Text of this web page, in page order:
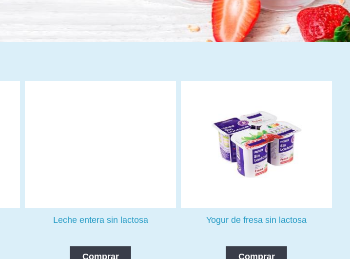
Leche entera sin lactosa
Comprar
Yogur de fresa sin lactosa
Comprar